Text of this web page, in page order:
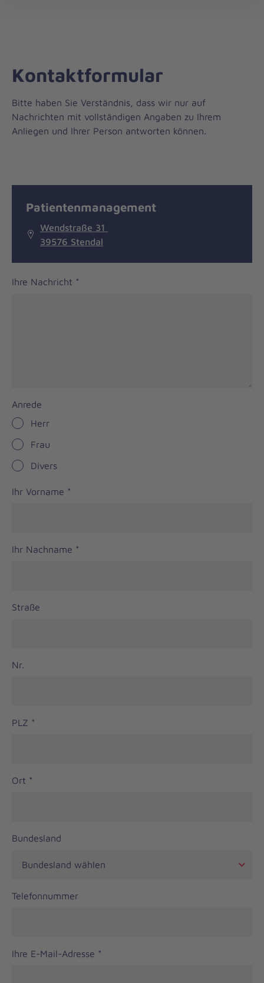
Kontaktformular
Bitte haben Sie Verständnis, dass wir nur auf
Nachrichten mit vollständigen Angaben zu Ihrem
Anliegen und Ihrer Person antworten können.
Patientenmanagement
Wendstraße 31
39576 Stendal
Ihre Nachricht *
Anrede
Herr
Frau
Divers
Ihr Vorname *
Ihr Nachname *
Straße
Nr.
PLZ *
Ort *
Bundesland
Telefonnummer
Ihre E-Mail-Adresse *